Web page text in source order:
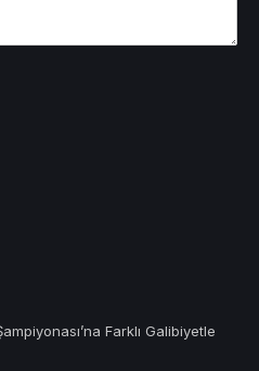
Farklı Galibiyetle